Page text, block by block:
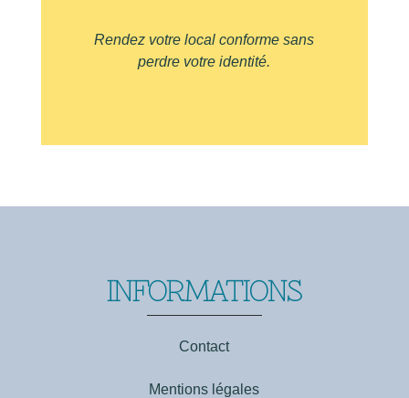
Rendez votre local conforme sans
perdre votre identité.
INFORMATIONS
Contact
Mentions légales